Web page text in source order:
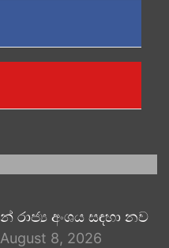
අංශය සඳහා නව
August 8, 2026